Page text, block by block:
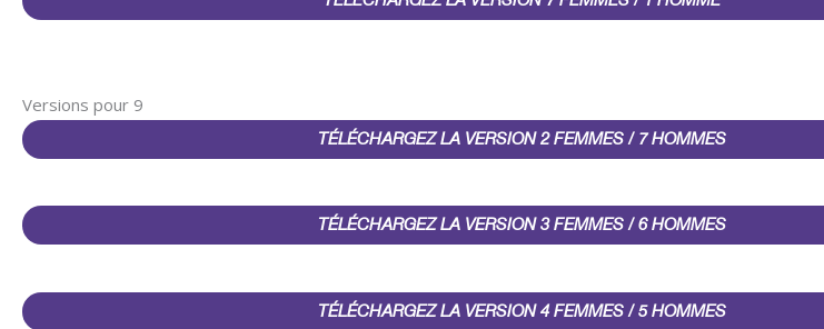
Versions pour 9
TÉLÉCHARGEZ LA VERSION 2 FEMMES / 7 HOMMES
TÉLÉCHARGEZ LA VERSION 3 FEMMES / 6 HOMMES
TÉLÉCHARGEZ LA VERSION 4 FEMMES / 5 HOMMES